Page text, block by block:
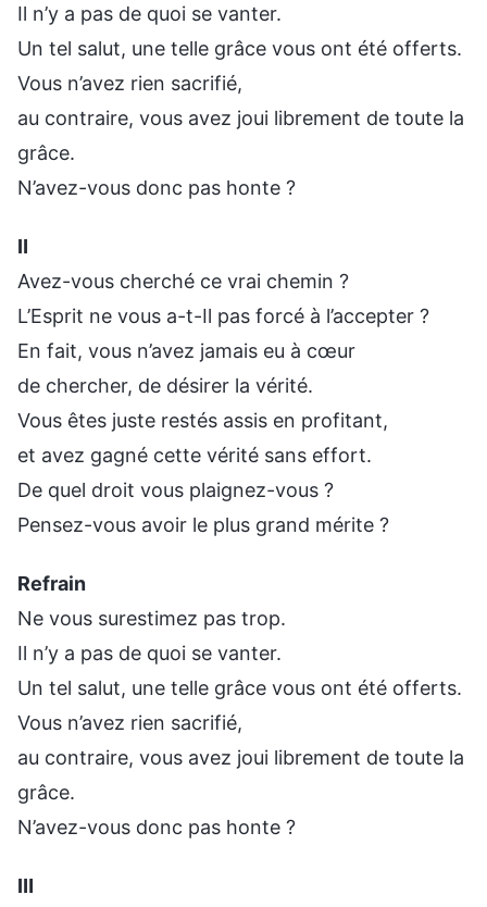
Il n’y a pas de quoi se vanter.
Un tel salut, une telle grâce vous ont été offerts.
Vous n’avez rien sacrifié,
au contraire, vous avez joui librement de toute la
grâce.
N’avez-vous donc pas honte ?
Ⅱ
Avez-vous cherché ce vrai chemin ?
L’Esprit ne vous a-t-Il pas forcé à l’accepter ?
En fait, vous n’avez jamais eu à cœur
de chercher, de désirer la vérité.
Vous êtes juste restés assis en profitant,
et avez gagné cette vérité sans effort.
De quel droit vous plaignez-vous ?
Pensez-vous avoir le plus grand mérite ?
Refrain
Ne vous surestimez pas trop.
Il n’y a pas de quoi se vanter.
Un tel salut, une telle grâce vous ont été offerts.
Vous n’avez rien sacrifié,
au contraire, vous avez joui librement de toute la
grâce.
N’avez-vous donc pas honte ?
Ⅲ